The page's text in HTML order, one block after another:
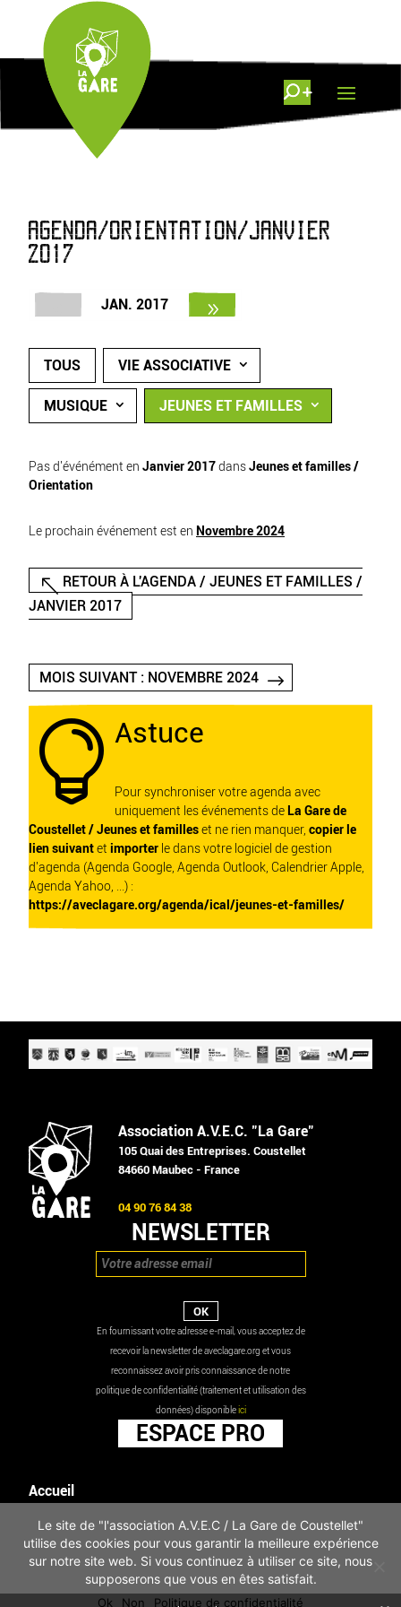
AGENDA/ORIENTATION/JANVIER
2017
JAN. 2017
TOUS VIE ASSOCIATIVE
MUSIQUE JEUNES ET FAMILLES
Pas d'événément en Janvier 2017dansJeunes et familles /
Orientation
Le prochain événement est en Novembre 2024
RETOUR À L'AGENDA / JEUNES ET FAMILLES /
JANVIER 2017
MOIS SUIVANT : NOVEMBRE 2024
 Astuce
Pour synchroniser votre agenda avec
uniquement les événements de La Gare de
Coustellet / Jeunes et familleset ne rien manquer, copier le
lien suivantet importer le dans votre logiciel de gestion
d'agenda (Agenda Google, Agenda Outlook, Calendrier Apple,
Agenda Yahoo, ...) :
https://aveclagare.org/agenda/ical/jeunes-et-familles/
Association A.V.E.C. "La Gare"
105 Quai des Entreprises. Coustellet
84660 Maubec - France
04 90 76 84 38
NEWSLETTER
En fournissant votre adresse e-mail, vous acceptez de
recevoir la newsletter de aveclagare.org et vous
reconnaissez avoir pris connaissance de notre
politique de confidentialité (traitement et utilisation des
données) disponibleici
ESPACE PRO
Accueil
Les actualités
Mentions légales
Infos pratiques
Politique de confidentialité
Le site de "l'association A.V.E.C / La Gare de Coustellet"
utilise des cookies pour vous garantir la meilleure expérience
sur notre site web. Si vous continuez à utiliser ce site, nous
supposerons que vous en êtes satisfait.
Ok Non Politique de confidentialité